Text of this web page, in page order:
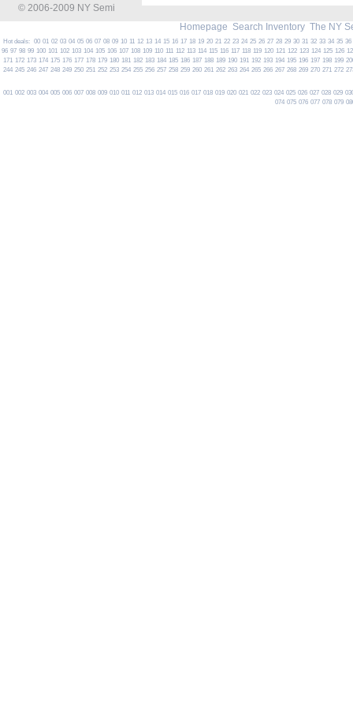
© 2006-2009 NY Semi
Homepage Search Inventory The NY
Hot deals: 00 01 02 03 04 05 06 07 08 09 10 11 12 13 14 15 16 17 18 19 20 21 22 23 24 25 26 27 28 29 30 31 32 33 34 35 36
96 97 98 99 100 101 102 103 104 105 106 107 108 109 110 111 112 113 114 115 116 117 118 119 120 121 122 123 124 125 126
171 172 173 174 175 176 177 178 179 180 181 182 183 184 185 186 187 188 189 190 191 192 193 194 195 196 197 198 199
244 245 246 247 248 249 250 251 252 253 254 255 256 257 258 259 260 261 262 263 264 265 266 267 268 269 270 271 272
001 002 003 004 005 006 007 008 009 010 011 012 013 014 015 016 017 018 019 020 021 022 023 024 025 026 027 028 029
074 075 076 077 078 079